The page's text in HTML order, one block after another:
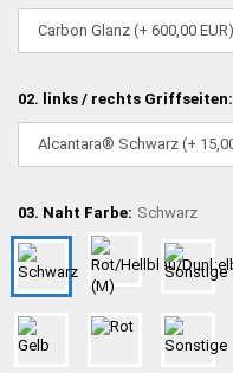
02. links / rechts Griffseiten:
03. Naht Farbe: Schwarz